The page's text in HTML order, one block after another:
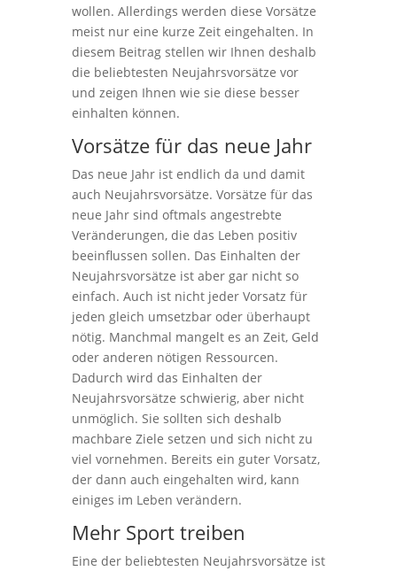
wollen. Allerdings werden diese Vorsätze
meist nur eine kurze Zeit eingehalten. In
diesem Beitrag stellen wir Ihnen deshalb
die beliebtesten Neujahrsvorsätze vor
und zeigen Ihnen wie sie diese besser
einhalten können.
Vorsätze für das neue Jahr
Das neue Jahr ist endlich da und damit
auch Neujahrsvorsätze. Vorsätze für das
neue Jahr sind oftmals angestrebte
Veränderungen, die das Leben positiv
beeinflussen sollen. Das Einhalten der
Neujahrsvorsätze ist aber gar nicht so
einfach. Auch ist nicht jeder Vorsatz für
jeden gleich umsetzbar oder überhaupt
nötig. Manchmal mangelt es an Zeit, Geld
oder anderen nötigen Ressourcen.
Dadurch wird das Einhalten der
Neujahrsvorsätze schwierig, aber nicht
unmöglich. Sie sollten sich deshalb
machbare Ziele setzen und sich nicht zu
viel vornehmen. Bereits ein guter Vorsatz,
der dann auch eingehalten wird, kann
einiges im Leben verändern.
Mehr Sport treiben
Eine der beliebtesten Neujahrsvorsätze ist